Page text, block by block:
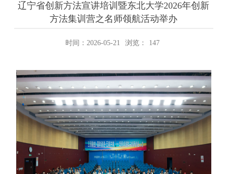
辽宁省创新方法宣讲培训暨东北大学2026年创新
方法集训营之名师领航活动举办
时间：2026-05-21 浏览： 147